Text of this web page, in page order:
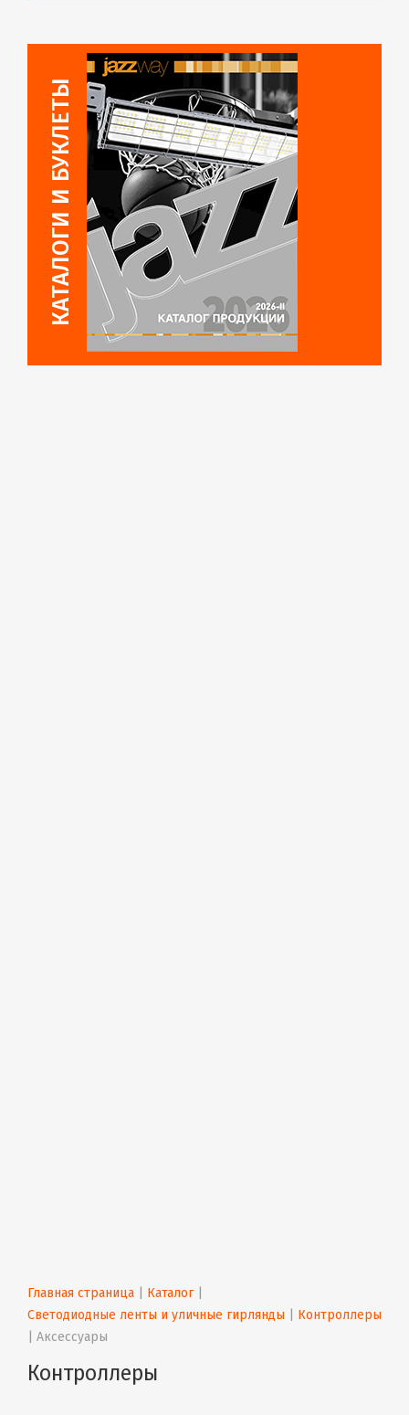
Главная страница Каталог |
Светодиодные ленты и уличные гирлянды
Контроллеры
Аксессуары
Контроллеры